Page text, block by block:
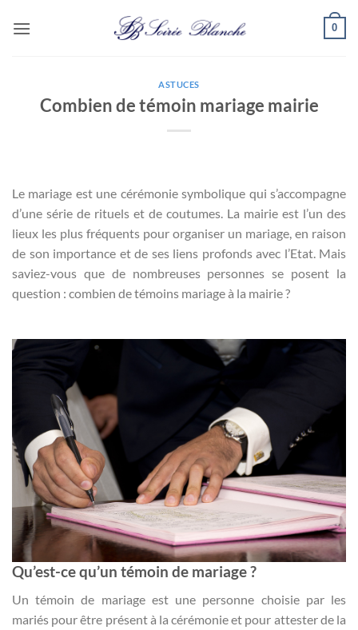
0
ASTUCES
Combien de témoin mariage mairie
Le mariage est une cérémonie symbolique qui s’accompagne
d’une série de rituels et de coutumes. La mairie est l’un des
lieux les plus fréquents pour organiser un mariage, en raison
de son importance et de ses liens profonds avec l’Etat. Mais
saviez-vous que de nombreuses personnes se posent la
question : combien de témoins mariage à la mairie ?
Qu’est-ce qu’un témoin de mariage ?
Un témoin de mariage est une personne choisie par les
mariés pour être présent à la cérémonie et pour attester de la